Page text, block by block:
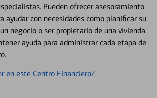
Pueden ofrecer asesoramiento
ayudar con necesidades como planificar su
negocio o ser propietario de una vivienda.
ayuda para administrar cada etapa de
en este Centro Financiero?